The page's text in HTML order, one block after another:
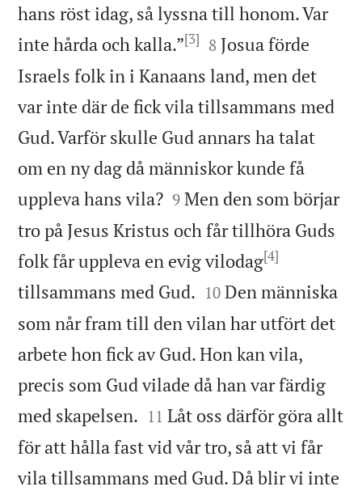
hans röst idag, så lyssna till honom. Var
inte hårda och kalla.”[3] 

8 Josua förde
Israels folk in i Kanaans land, men det
var inte där de fick vila tillsammans med
Gud. Varför skulle Gud annars ha talat
om en ny dag då människor kunde få
uppleva hans vila?
9 Men den som börjar
tro på Jesus Kristus och får tillhöra Guds
folk får uppleva en evig vilodag[4]
tillsammans med Gud. 

10 Den människa
som når fram till den vilan har utfört det
arbete hon fick av Gud. Hon kan vila,
precis som Gud vilade då han var färdig
med skapelsen. 

11 Låt oss därför göra allt
för att hålla fast vid vår tro, så att vi får
vila tillsammans med Gud. Då blir vi inte